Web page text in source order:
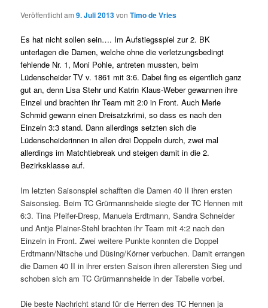
Veröffentlicht am9. Juli 2013vonTimo de Vries
Es hat nicht sollen sein…. Im Aufstiegsspiel zur 2. BK
unterlagen die Damen, welche ohne die verletzungsbedingt
fehlende Nr. 1, Moni Pohle, antreten mussten, beim
Lüdenscheider TV v. 1861 mit 3:6. Dabei fing es eigentlich ganz
gut an, denn Lisa Stehr und Katrin Klaus-Weber gewannen ihre
Einzel und brachten ihr Team mit 2:0 in Front. Auch Merle
Schmid gewann einen Dreisatzkrimi, so dass es nach den
Einzeln 3:3 stand. Dann allerdings setzten sich die
Lüdenscheiderinnen in allen drei Doppeln durch, zwei mal
allerdings im Matchtiebreak und steigen damit in die 2.
Bezirksklasse auf.
Im letzten Saisonspiel schafften die Damen 40 II ihren ersten
Saisonsieg. Beim TC Grürmannsheide siegte der TC Hennen mit
6:3. Tina Pfeifer-Dresp, Manuela Erdtmann, Sandra Schneider
und Antje Plainer-Stehl brachten ihr Team mit 4:2 nach den
Einzeln in Front. Zwei weitere Punkte konnten die Doppel
Erdtmann/Nitsche und Düsing/Körner verbuchen. Damit errangen
die Damen 40 II in ihrer ersten Saison ihren allerersten Sieg und
schoben sich am TC Grürmannsheide in der Tabelle vorbei.
Die beste Nachricht stand für die Herren des TC Hennen ja